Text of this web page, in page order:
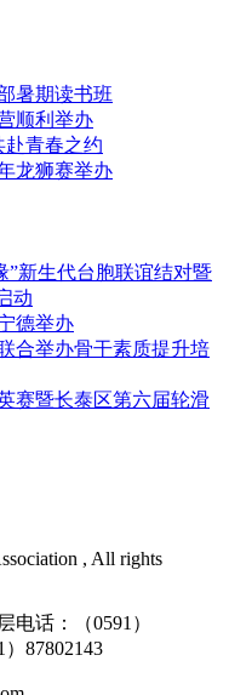
暑期读书班
顺利举办
赴青春之约
龙狮赛举办
”新生代台胞联谊结对暨
动
德举办
合举办骨干素质提升培
赛暨长泰区第六届轮滑
, All rights
电话：（0591）
87802143